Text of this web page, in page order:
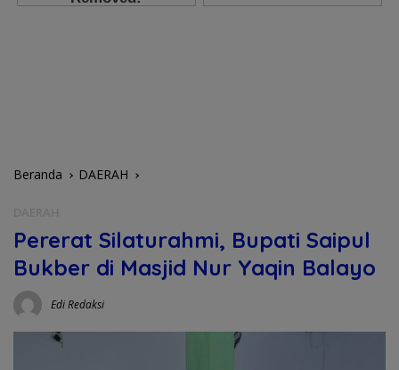
Beranda DAERAH
Pererat Silaturahmi, Bupati Saipul
Bukber di Masjid Nur Yaqin Balayo
Edi Redaksi